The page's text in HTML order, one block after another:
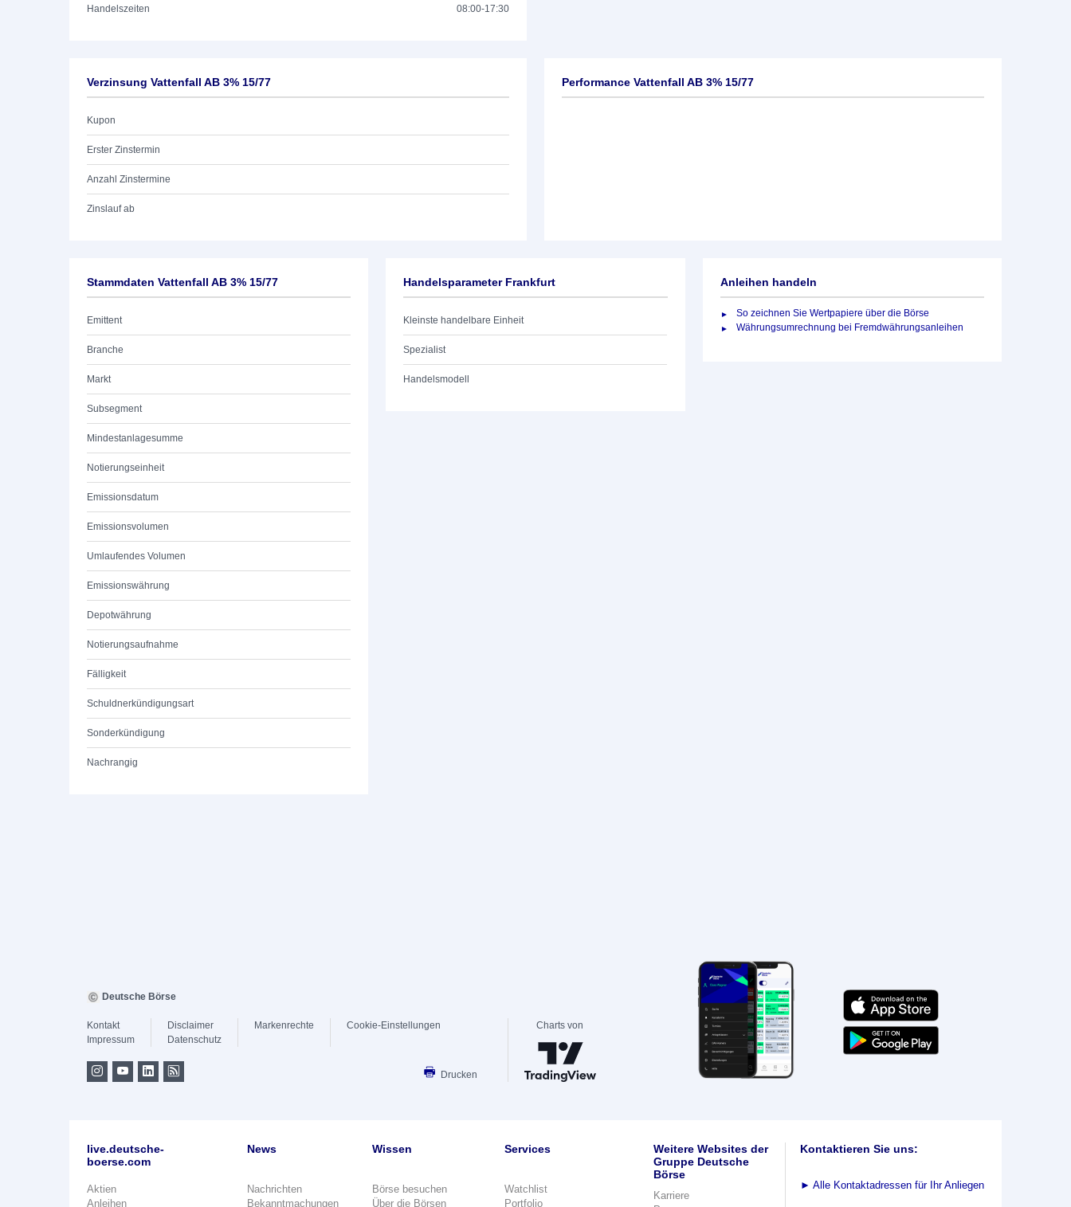
Handelszeiten 08:00-17:30
Verzinsung Vattenfall AB 3% 15/77
Kupon
Erster Zinstermin
Anzahl Zinstermine
Zinslauf ab
Performance Vattenfall AB 3% 15/77
Stammdaten Vattenfall AB 3% 15/77
Emittent
Branche
Markt
Subsegment
Mindestanlagesumme
Notierungseinheit
Emissionsdatum
Emissionsvolumen
Umlaufendes Volumen
Emissionswährung
Depotwährung
Notierungsaufnahme
Fälligkeit
Schuldnerkündigungsart
Sonderkündigung
Nachrangig
Handelsparameter Frankfurt
Kleinste handelbare Einheit
Spezialist
Handelsmodell
Anleihen handeln
So zeichnen Sie Wertpapiere über die Börse
Währungsumrechnung bei Fremdwährungsanleihen
Deutsche Börse
Kontakt
Impressum
Disclaimer
Datenschutz
Markenrechte Cookie-Einstellungen
Drucken
Charts von
live.deutsche-
boerse.com
Aktien
Anleihen
News
Nachrichten
Bekanntmachungen
Wissen
Börse besuchen
Über die Börsen
Services
Watchlist
Portfolio
Weitere Websites der
Gruppe Deutsche
Börse
Karriere
Kontaktieren Sie uns:
► Alle Kontaktadressen für Ihr Anliegen